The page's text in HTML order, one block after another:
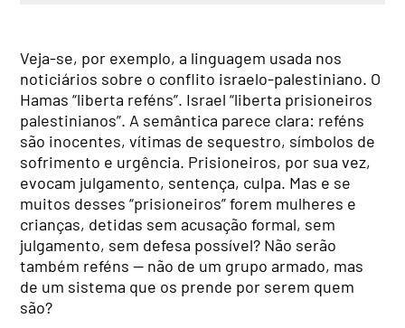
Veja-se, por exemplo, a linguagem usada nos
noticiários sobre o conflito israelo-palestiniano. O
Hamas “liberta reféns”. Israel “liberta prisioneiros
palestinianos”. A semântica parece clara: reféns
são inocentes, vítimas de sequestro, símbolos de
sofrimento e urgência. Prisioneiros, por sua vez,
evocam julgamento, sentença, culpa. Mas e se
muitos desses “prisioneiros” forem mulheres e
crianças, detidas sem acusação formal, sem
julgamento, sem defesa possível? Não serão
também reféns — não de um grupo armado, mas
de um sistema que os prende por serem quem
são?